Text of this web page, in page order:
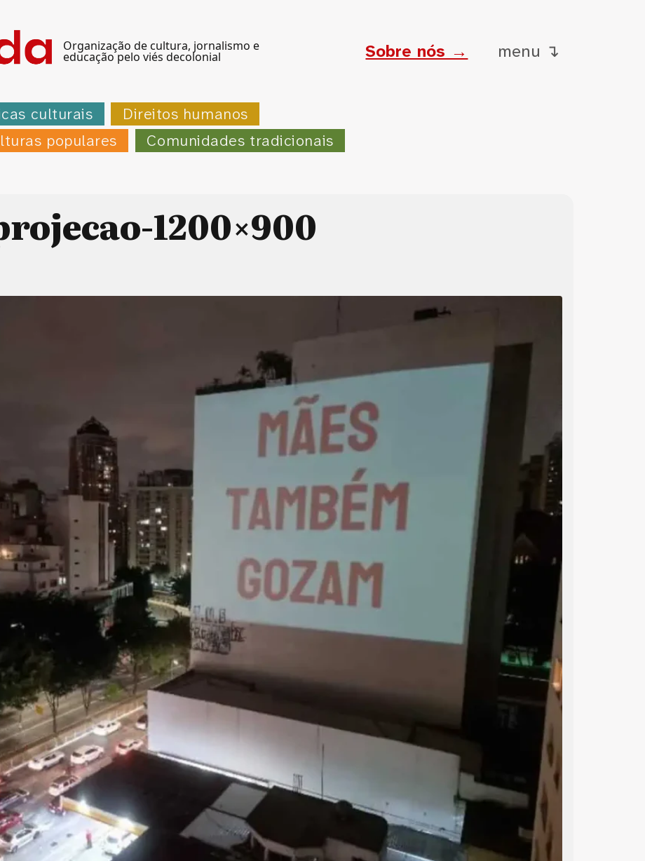
Organização de cultura, jornalismo e
educação pelo viés decolonial Sobre nós → menu ↴
culturais
Direitos humanos
populares
Comunidades tradicionais
1200×900